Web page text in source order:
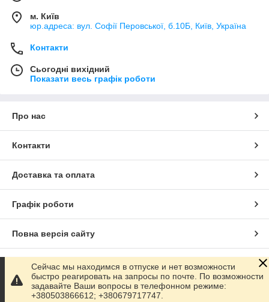
м. Київ
юр.адреса: вул. Софії Перовської, б.10Б, Київ, Україна
Контакти
Сьогодні вихідний
Показати весь графік роботи
Про нас
Контакти
Доставка та оплата
Графік роботи
Повна версія сайту
Сайт створено на маркетплейсіProm.ua
Політика конфіденційності
Сейчас мы находимся в отпуске и нет возможности
быстро реагировать на запросы по почте. По возможности
задавайте Ваши вопросы в телефонном режиме:
+380503866612; +380679717747.